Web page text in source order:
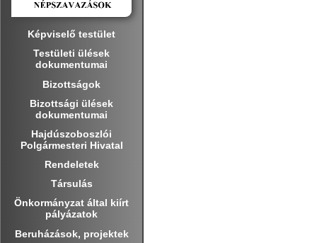
Képviselő testület
Testületi ülések
dokumentumai
Bizottságok
Bizottsági ülések
dokumentumai
Hajdúszoboszlói
Polgármesteri Hivatal
Rendeletek
Társulás
Önkormányzat által kiírt
pályázatok
Beruházások, projektek